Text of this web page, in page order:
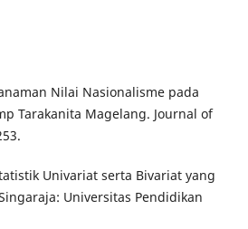
Nilai Nasionalisme pada
Tarakanita Magelang. Journal of
Univariat serta Bivariat yang
Universitas Pendidikan